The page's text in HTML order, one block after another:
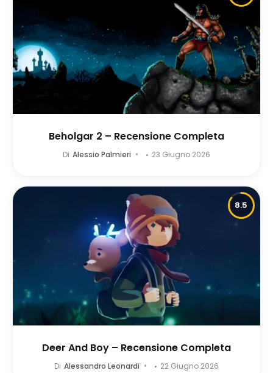
Beholgar 2 – Recensione Completa
Di Alessio Palmieri 23 Giugno 2026
8.5
Deer And Boy – Recensione Completa
Di Alessandro Leonardi 22 Giugno 2026